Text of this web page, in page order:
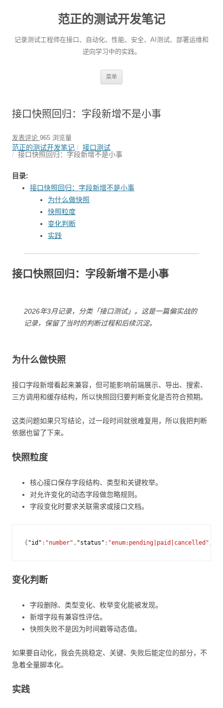
范正的测试开发笔记
记录测试工程师在接口、自动化、性能、安全、AI测试、部署运维和
逆向学习中的实践。
菜单
接口快照回归：字段新增不是小事
发表评论 965 浏览量
范正的测试开发笔记
接口测试
接口快照回归：字段新增不是小事
目录:
接口快照回归：字段新增不是小事
为什么做快照
快照粒度
变化判断
实践
接口快照回归：字段新增不是小事
2026年3月记录，分类「接口测试」。这是一篇偏实战的
记录，保留了当时的判断过程和后续沉淀。
为什么做快照
接口字段新增看起来兼容，但可能影响前端展示、导出、搜索、
三方调用和缓存结构，所以快照回归要判断变化是否符合预期。
这类问题如果只写结论，过一段时间就很难复用，所以我把判断
依据也留了下来。
快照粒度
核心接口保存字段结构、类型和关键枚举。
对允许变化的动态字段做忽略规则。
字段变化时要求关联需求或接口文档。
{ "id" : "number" , "status" : "enum:pending|paid|cancelled" ,
变化判断
字段删除、类型变化、枚举变化能被发现。
新增字段有兼容性评估。
快照失败不是因为时间戳等动态值。
如果要自动化，我会先挑稳定、关键、失败后能定位的部分，不
急着全量脚本化。
实践